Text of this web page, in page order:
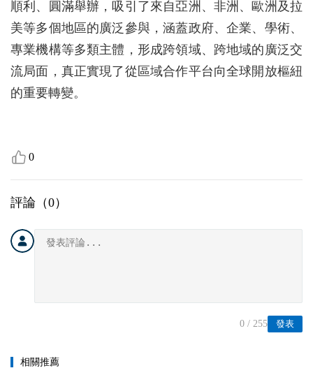
順利、圓滿舉辦，吸引了來自亞洲、非洲、歐洲及拉
美等多個地區的廣泛參與，涵蓋政府、企業、學術、
專業機構等多類主體，形成跨領域、跨地域的廣泛交
流局面，真正實現了從區域合作平台向全球開放樞紐
的重要轉變。
0
評論（0）
發表
0 / 255
相關推薦